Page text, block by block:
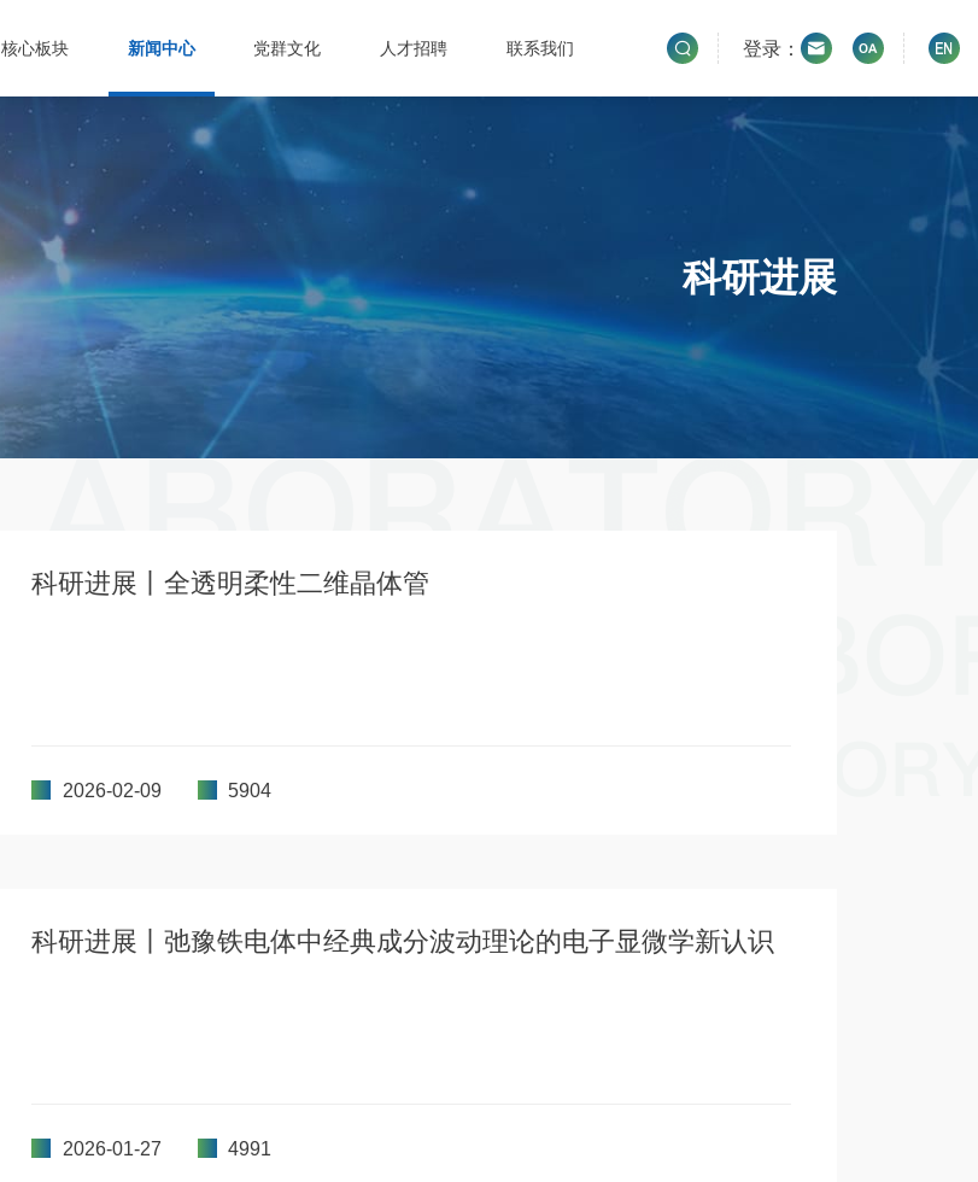
核心板块 新闻中心 党群文化 人才招聘 联系我们 登录：
科研进展
科研进展丨全透明柔性二维晶体管
2026-02-09 5904
科研进展丨弛豫铁电体中经典成分波动理论的电子显微学新认识
2026-01-27 4991